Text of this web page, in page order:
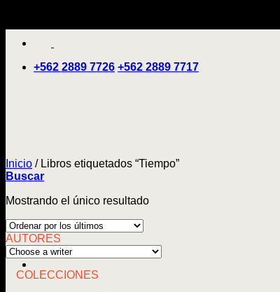
+562 2889 7726 +562 2889 7717
Inicio /Libros etiquetados “Tiempo”
Buscar
Mostrando el único resultado
AUTORES
COLECCIONES